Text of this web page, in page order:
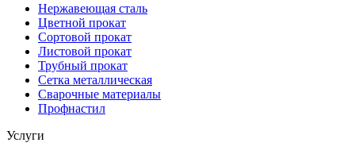
Нержавеющая сталь
Цветной прокат
Сортовой прокат
Листовой прокат
Трубный прокат
Сетка металлическая
Сварочные материалы
Профнастил
Услуги